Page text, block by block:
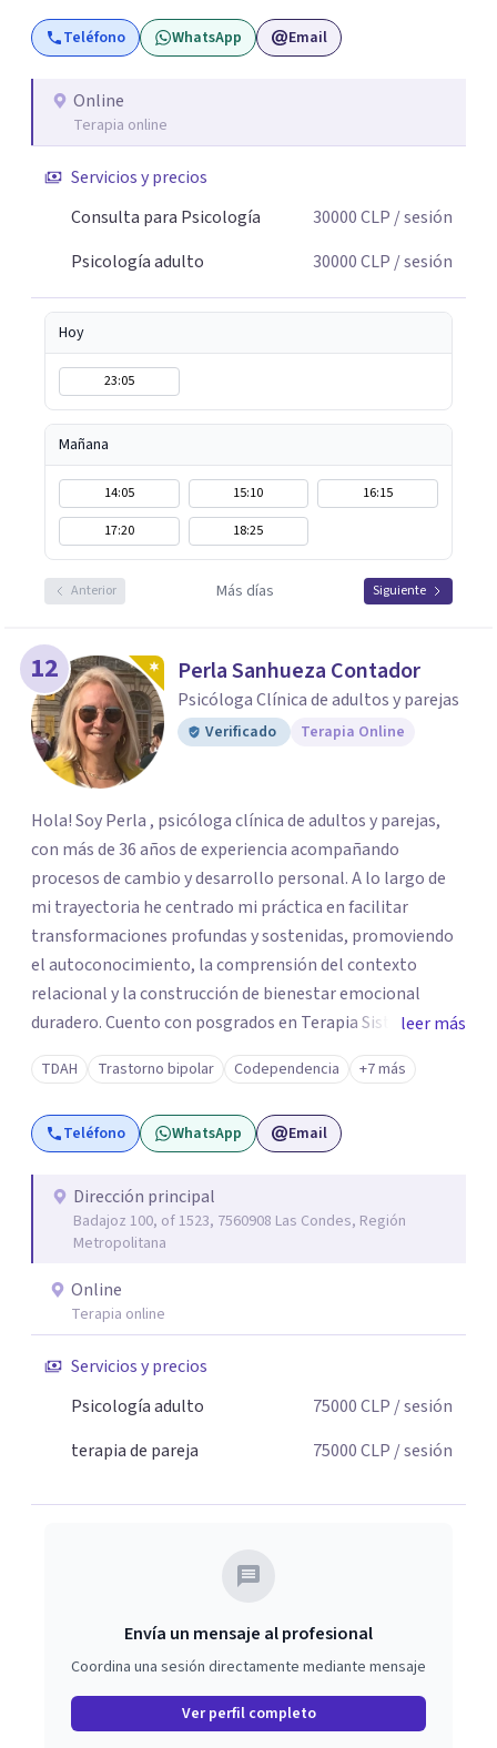
privada y en diversas instituciones de salud mental,
trabajando con adolescentes, adultos jóvenes, adultos y
Psicoterapia Sistémica, una metodología que considera
las dinámicas y relaciones dentro de cada sistema
técnicas como la Terapia Breve Sistémica y la Terapia
Enfocada en Soluciones, busco comprender cómo los
persona, promoviendo un cambio duradero, significativo
y orientado a los recursos.
Teléfono WhatsApp Email
Online
Terapia online
Servicios y precios
Consulta para Psicología
30000CLP / sesión
Psicología adulto
30000CLP / sesión
Hoy
23:05
Mañana
14:05 15:10
16:15
17:20
18:25
Anterior Más días Siguiente
12 Perla Sanhueza Contador
Psicóloga Clínica de adultos y parejas
Verificado Terapia Online
Hola! Soy Perla , psicóloga clínica de adultos y parejas,
con más de 36 años de experiencia acompañando
procesos de cambio y desarrollo personal. A lo largo de
mi trayectoria he centrado mi práctica en facilitar
transformaciones profundas y sostenidas, promoviendo
el autoconocimiento, la comprensión del contexto
relacional y la construcción de bienestar emocional
duradero. Cuento con posgrados en Terapia Sistémica
Familiar y de Pareja, Terapia Cognitiva Procesal Sistémica
Postracionalista y un Diplomado en Psicología Forense,
además de formación y certificación como Terapeuta
EMDR, enfoque especializado en el tratamiento de
combinación de herramientas me permite integrar
distintas perspectivas terapéuticas, adaptándolas a las
necesidades únicas de cada persona o pareja que consulta.
leer más
TDAH Trastorno bipolar Codependencia +7 más
Teléfono WhatsApp Email
Dirección principal
Badajoz 100, of 1523, 7560908 Las Condes, Región
Metropolitana
Online
Terapia online
Servicios y precios
Psicología adulto
75000CLP / sesión
terapia de pareja
75000CLP / sesión
Envía un mensaje al profesional
Coordina una sesión directamente mediante mensaje
Ver perfil completo